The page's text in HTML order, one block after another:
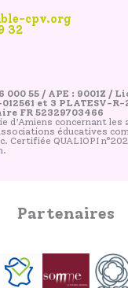
cpv.org
32
000 55 / APE : 9001Z /
et 3 PLATESV-
FR 52329703466
d’Amiens concernant
éducatives
Certifiée QUALIOPI
Partenaires